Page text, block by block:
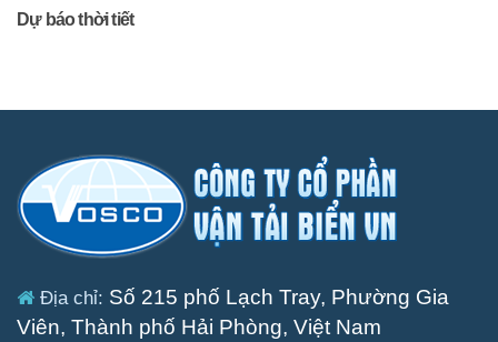
Dự báo thời tiết
Địa chỉ: Số 215 phố Lạch Tray, Phường Gia
Viên, Thành phố Hải Phòng, Việt Nam